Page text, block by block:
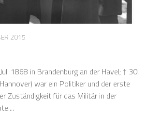
2015
1868 in Brandenburg an der Havel; † 30.
war ein Politiker und der erste
Zuständigkeit für das Militär in der